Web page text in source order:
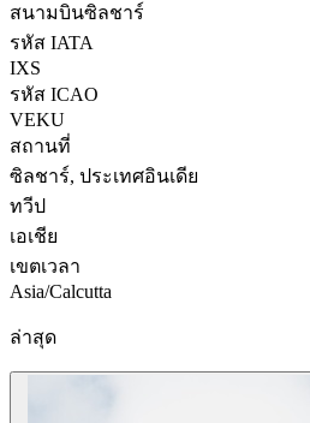
สนามบินซิลชาร์
รหัส IATA
IXS
รหัส ICAO
VEKU
สถานที่
ซิลชาร์, ประเทศอินเดีย
ทวีป
เอเชีย
เขตเวลา
Asia/Calcutta
ล่าสุด